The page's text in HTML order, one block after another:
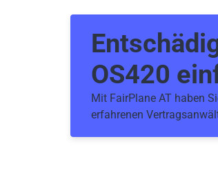
OS420
Mit FairPlane AT haben
erfahrenen